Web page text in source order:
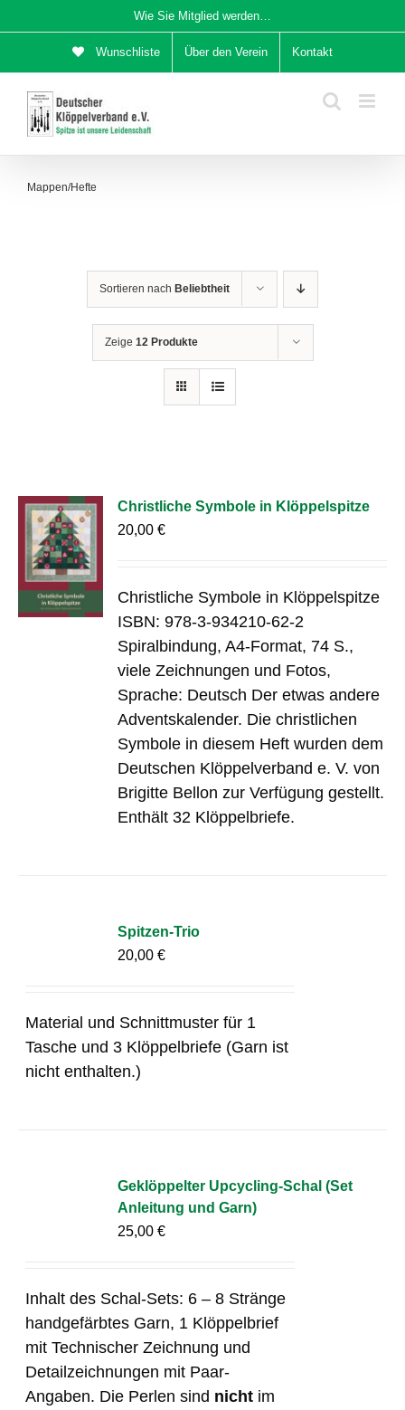
Inhalt
Wie Sie Mitglied werden…
Wunschliste Über den Verein Kontakt
Mappen/Hefte
Sortieren nach Beliebtheit
Zeige 12 Produkte
Christliche Symbole in Klöppelspitze
20,00€
Christliche Symbole in Klöppelspitze
ISBN: 978-3-934210-62-2
Spiralbindung, A4-Format, 74 S.,
viele Zeichnungen und Fotos,
Sprache: Deutsch Der etwas andere
Adventskalender. Die christlichen
Symbole in diesem Heft wurden dem
Deutschen Klöppelverband e. V. von
Brigitte Bellon zur Verfügung gestellt.
Enthält 32 Klöppelbriefe.
Spitzen-Trio
20,00€
Material und Schnittmuster für 1
Tasche und 3 Klöppelbriefe (Garn ist
nicht enthalten.)
Geklöppelter Upcycling-Schal (Set
Anleitung und Garn)
25,00€
Inhalt des Schal-Sets: 6 – 8 Stränge
handgefärbtes Garn, 1 Klöppelbrief
mit Technischer Zeichnung und
Detailzeichnungen mit Paar-
Angaben. Die Perlen sind nicht im